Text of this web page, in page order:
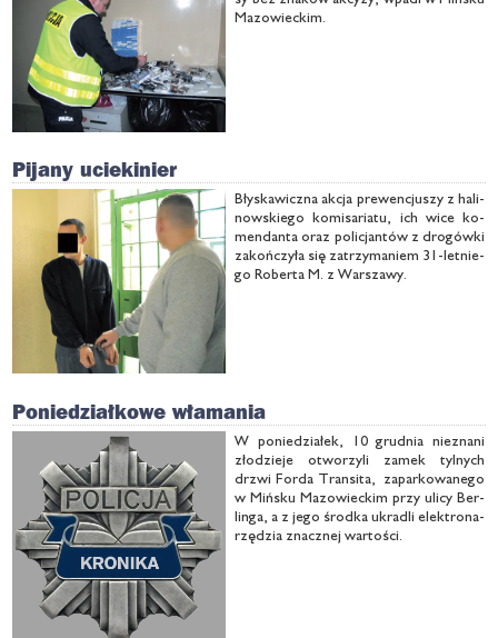
Ma­zo­wiec­kim.
Pijany uciekinier
Bły­ska­wicz­na ak­cja pre­wen­cju­szy z ha­li­
now­skie­go ko­mi­sa­ria­tu, ich wi­ce ko­
men­dan­ta oraz po­li­cjan­tów z dro­gów­ki
za­koń­czy­ła się za­trzy­ma­niem 31-let­nie­
go Ro­ber­ta M. z War­sza­wy.
Poniedziałkowe włamania
W po­nie­dzia­łek, 10 grud­nia nie­zna­ni
zło­dzie­je otwo­rzy­li za­mek tyl­nych
drzwi For­da Trans­i­ta, za­par­ko­wa­ne­go
w Miń­sku Ma­zo­wiec­kim przy uli­cy Ber­
lin­ga, a z je­go środ­ka ukra­dli elek­tro­na­
rzę­dzia znacz­nej war­to­ści.